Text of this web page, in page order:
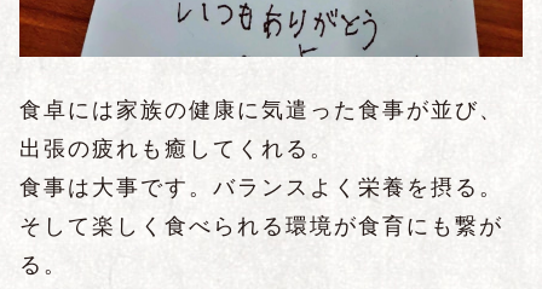
食卓には家族の健康に気遣った食事が並び、
出張の疲れも癒してくれる。
食事は大事です。バランスよく栄養を摂る。
そして楽しく食べられる環境が食育にも繋が
る。